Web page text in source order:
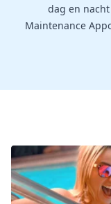
dag en
Maintenance